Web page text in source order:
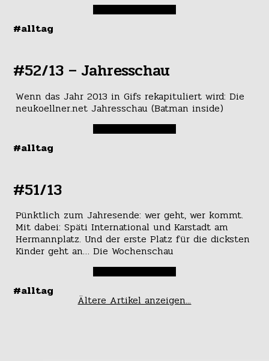
#alltag
#52/13 – Jahresschau
Wenn das Jahr 2013 in Gifs rekapituliert wird: Die
neukoellner.net Jahresschau (Batman inside)
#alltag
#51/13
Pünktlich zum Jahresende: wer geht, wer kommt.
Mit dabei: Späti International und Karstadt am
Hermannplatz. Und der erste Platz für die dicksten
Kinder geht an… Die Wochenschau
#alltag
Ältere Artikel anzeigen...